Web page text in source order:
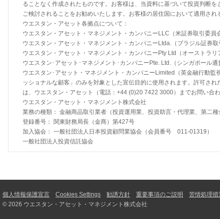
ることなく作成されたものです。お客様は、当資料に基づいて投資判断
ご検討されることをお勧めいたします。お客様の居住国において適用さ
ウエスタン・アセット各拠点について：
ウエスタン・アセット・マネジメント・カンパニーLLC（米証券取引委員
ウエスタン・アセット・マネジメント・カンパニーLtda.（ブラジル証券
ウエスタン・アセット・マネジメント・カンパニーPty Ltd（オーストラ
ウエスタン･アセット･マネジメント･カンパニーPte. Ltd.（シンガポール
ウエスタン･アセット・マネジメント・カンパニーLimited（英金融行動
ッショナルな顧客」のみを対象とした宣伝目的に使用されます。許可さ
は、ウエスタン・アセット（電話：+44 (0)20 7422 3000）までお問い合
ウエスタン・アセット・マネジメント株式会社
業務の種類： 金融商品取引業者（投資運用業、投資助言・代理業、第二
登録番号： 関東財務局長（金商）第427号
加入協会： 一般社団法人日本投資顧問業協会（会員番号 011-01319）
一般社団法人投資信託協会
個人情報保護宣言 Cookies Settings 勧誘方針 重要事項のご説明
苦情処理
© 2026 ウエスタン・アセット・マネジメント株式会社